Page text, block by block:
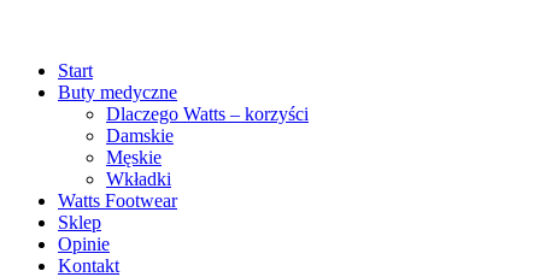
Start
Buty medyczne
Dlaczego Watts – korzyści
Damskie
Męskie
Wkładki
Watts Footwear
Sklep
Opinie
Kontakt